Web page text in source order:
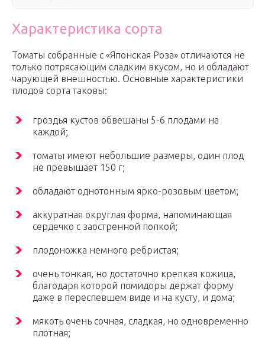
Характеристика сорта
Томаты собранные с «Японская Роза» отличаются не
только потрясающим сладким вкусом, но и обладают
чарующей внешностью. Основные характеристики
плодов сорта таковы:
гроздья кустов обвешаны 5-6 плодами на
каждой;
томаты имеют небольшие размеры, один плод
не превышает 150 г;
обладают однотонным ярко-розовым цветом;
аккуратная округлая форма, напоминающая
сердечко с заостренной попкой;
плодоножка немного ребристая;
очень тонкая, но достаточно крепкая кожица,
благодаря которой помидоры держат форму
даже в переспевшем виде и на кусту, и дома;
мякоть очень сочная, сладкая, но одновременно
плотная;